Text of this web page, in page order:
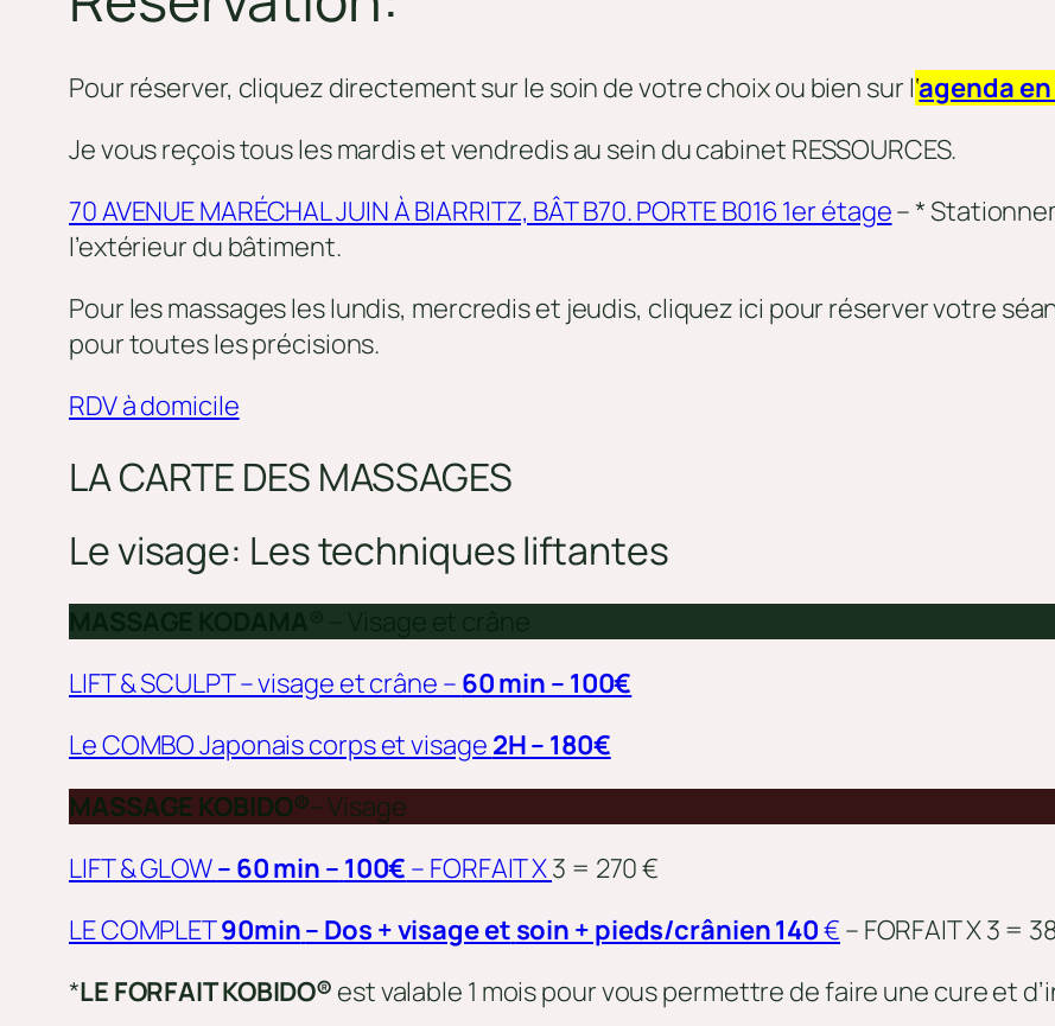
Pour réserver, cliquez directement sur le soin de votre choix ou bien sur l‘agenda
Je vous reçois tous les mardis et vendredis au sein du cabinet RESSOURCES.
70 AVENUE MARÉCHAL JUIN À BIARRITZ, BÂT B70. PORTE B016 1er étage– *
l’extérieur du bâtiment.
Pour les massages les lundis, mercredis et jeudis, cliquez ici pour réserver votre
pour toutes les précisions.
RDV à domicile
LA CARTE DES MASSAGES
Le visage: Les techniques liftantes
LIFT & SCULPT – visage et crâne – 60 min – 100€
Le COMBO Japonais corps et visage 2H – 180€
MASSAGE KOBIDO®– Visage
LIFT & GLOW– 60 min – 100€ – FORFAIT X3 = 270 €
LE COMPLET90min– Dos + visage et soin + pieds/crânien 140€ – FORFAIT X 3 =
*LE FORFAIT KOBIDO® est valable 1 mois pour vous permettre de faire une cure et